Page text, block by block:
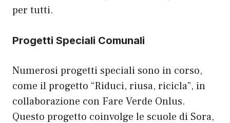
per tutti.
Progetti Speciali Comunali
Numerosi progetti speciali sono in corso,
come il progetto “Riduci, riusa, ricicla”, in
collaborazione con Fare Verde Onlus.
Questo progetto coinvolge le scuole di Sora,